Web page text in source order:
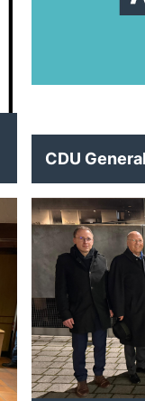
CDU